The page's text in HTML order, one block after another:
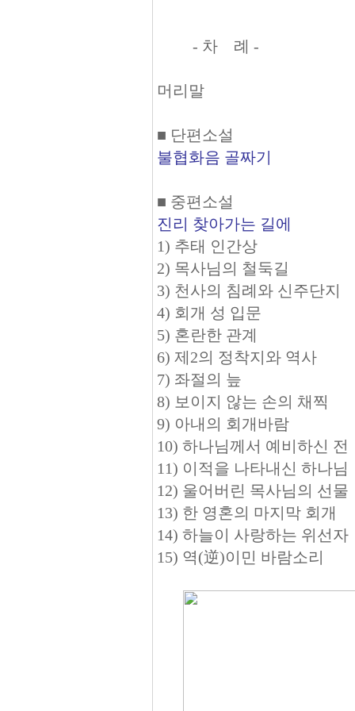
- 차 례 -
머리말
■ 단편소설
불협화음 골짜기
■ 중편소설
진리 찾아가는 길에
1) 추태 인간상
2) 목사님의 철둑길
3) 천사의 침례와 신주단지
4) 회개 성 입문
5) 혼란한 관계
6) 제2의 정착지와 역사
7) 좌절의 늪
8) 보이지 않는 손의 채찍
9) 아내의 회개바람
10) 하나님께서 예비하신 전
11) 이적을 나타내신 하나님
12) 울어버린 목사님의 선물
13) 한 영혼의 마지막 회개
14) 하늘이 사랑하는 위선자
15) 역(逆)이민 바람소리